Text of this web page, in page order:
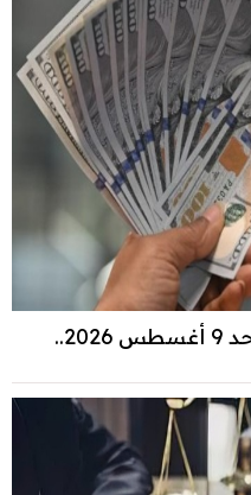
سعر الدولار في مصر اليوم الأحد 9 أغسطس 2026..